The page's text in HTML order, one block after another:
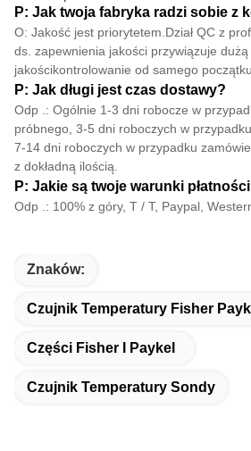
P: Jak twoja fabryka radzi sobie z
O: Jakość jest priorytetem.Dział QC z
ds. zapewnienia jakości przywiązuje
jakościkontrolowanie od samego
P: Jak długi jest czas dostawy?
Odp .: Ogólnie 1-3 dni robocze w
próbnego, 3-5 dni roboczych w
7-14 dni roboczych w przypadku
z dokładną ilością.
P: Jakie są twoje warunki
Odp .: 100% z góry, T / T, Paypal,
Znaków:
Czujnik Temperatury Fisher
Części Fisher I Paykel
Czujnik Temperatury Sondy